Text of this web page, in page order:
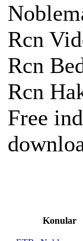
Rcn
Rcn
Rcn
Free
Konular